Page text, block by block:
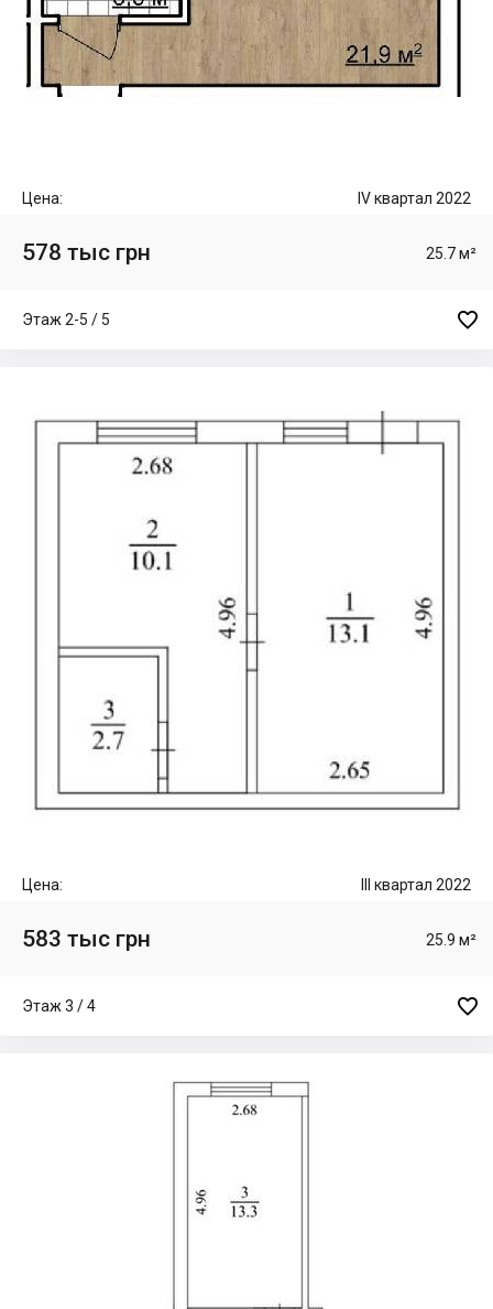
Цена: IV квартал 2022
578 тыс грн 25.7 м²
Этаж 2-5 / 5 
Цена: III квартал 2022
583 тыс грн 25.9 м²
Этаж 3 / 4 